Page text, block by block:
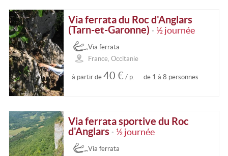
Via ferrata du Roc d'Anglars
(Tarn-et-Garonne)
• ½ journée
Via ferrata
France, Occitanie
à partir de 40 € / p. de 1 à 8 personnes
Via ferrata sportive du Roc
d'Anglars
• ½ journée
Via ferrata